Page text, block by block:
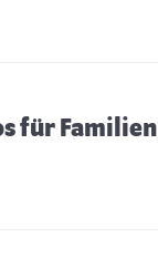
für Familien